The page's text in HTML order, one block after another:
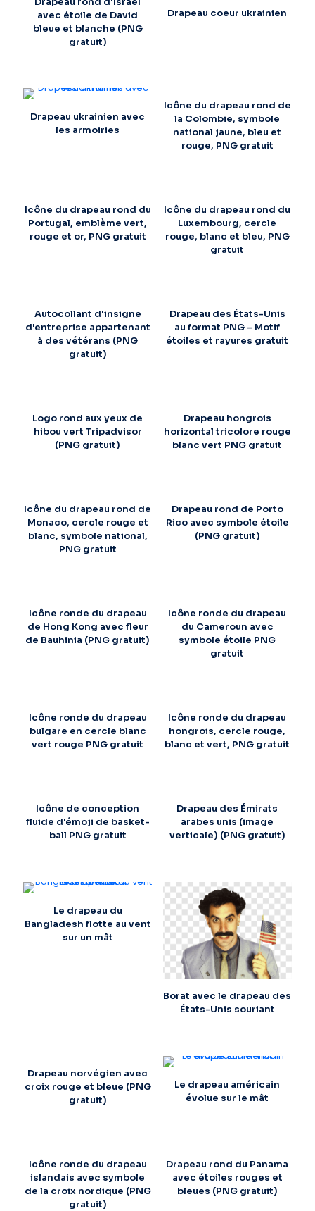
avec étoile de David
bleue et blanche (PNG
gratuit)
Drapeau coeur ukrainien
Drapeau ukrainien avec
les armoiries
Icône du drapeau rond de
la Colombie, symbole
national jaune, bleu et
rouge, PNG gratuit
Icône du drapeau rond du
Portugal, emblème vert,
rouge et or, PNG gratuit
Icône du drapeau rond du
Luxembourg, cercle
rouge, blanc et bleu, PNG
gratuit
Autocollant d'insigne
d'entreprise appartenant
à des vétérans (PNG
gratuit)
Drapeau des États-Unis
au format PNG – Motif
étoiles et rayures gratuit
Logo rond aux yeux de
hibou vert Tripadvisor
(PNG gratuit)
Drapeau hongrois
horizontal tricolore rouge
blanc vert PNG gratuit
Icône du drapeau rond de
Monaco, cercle rouge et
blanc, symbole national,
PNG gratuit
Drapeau rond de Porto
Rico avec symbole étoile
(PNG gratuit)
Icône ronde du drapeau
de Hong Kong avec fleur
de Bauhinia (PNG gratuit)
Icône ronde du drapeau
du Cameroun avec
symbole étoile PNG
gratuit
Icône ronde du drapeau
bulgare en cercle blanc
vert rouge PNG gratuit
Icône ronde du drapeau
hongrois, cercle rouge,
blanc et vert, PNG gratuit
Icône de conception
fluide d'émoji de basket-
ball PNG gratuit
Drapeau des Émirats
arabes unis (image
verticale) (PNG gratuit)
Le drapeau du
Bangladesh flotte au vent
sur un mât
Borat avec le drapeau des
États-Unis souriant
Drapeau norvégien avec
croix rouge et bleue (PNG
gratuit)
Le drapeau américain
évolue sur le mât
Icône ronde du drapeau
islandais avec symbole
de la croix nordique (PNG
gratuit)
Drapeau rond du Panama
avec étoiles rouges et
bleues (PNG gratuit)